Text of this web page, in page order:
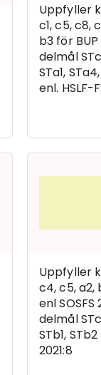
Uppfyller
c1, c5, c8,
b3 för
delmål
STa1,
enl. HSLF-
Uppfyller
c4, c5, a2,
enl
delmål
STb1,
2021:8